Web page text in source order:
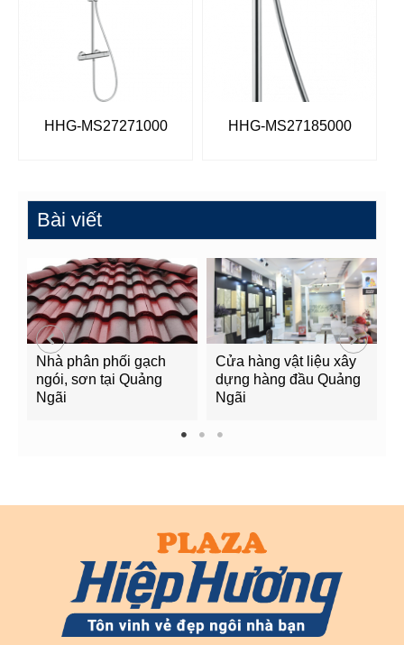
HHG-MS27271000 HHG-MS27185000
Bài viết
Nhà phân phối gạch
ngói, sơn tại Quảng
Ngãi
Cửa hàng vật liệu xây
dựng hàng đầu Quảng
Ngãi
1 2 3